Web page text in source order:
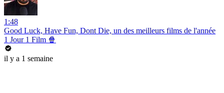
1:48
Good Luck, Have Fun, Dont Die, un des meilleurs films de l'année
1 Jour 1 Film 🍿
il y a 1 semaine